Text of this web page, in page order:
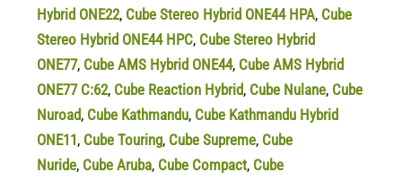
Hybrid ONE22, Cube Stereo Hybrid ONE44 HPA, Cube
Stereo Hybrid ONE44 HPC, Cube Stereo Hybrid
ONE77, Cube AMS Hybrid ONE44, Cube AMS Hybrid
ONE77 C:62, Cube Reaction Hybrid, Cube Nulane, Cube
Nuroad, Cube Kathmandu, Cube Kathmandu Hybrid
ONE11 , Cube Touring, Cube Supreme, Cube
Nuride, Cube Aruba, Cube Compact, Cube